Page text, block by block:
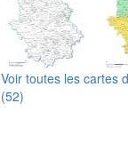
Voir toutes les cartes
(52)